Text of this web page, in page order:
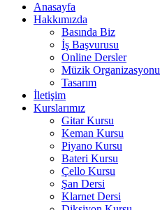
Anasayfa
Hakkımızda
Basında Biz
İş Başvurusu
Online Dersler
Müzik Organizasyonu
Tasarım
İletişim
Kurslarımız
Gitar Kursu
Keman Kursu
Piyano Kursu
Bateri Kursu
Çello Kursu
Şan Dersi
Klarnet Dersi